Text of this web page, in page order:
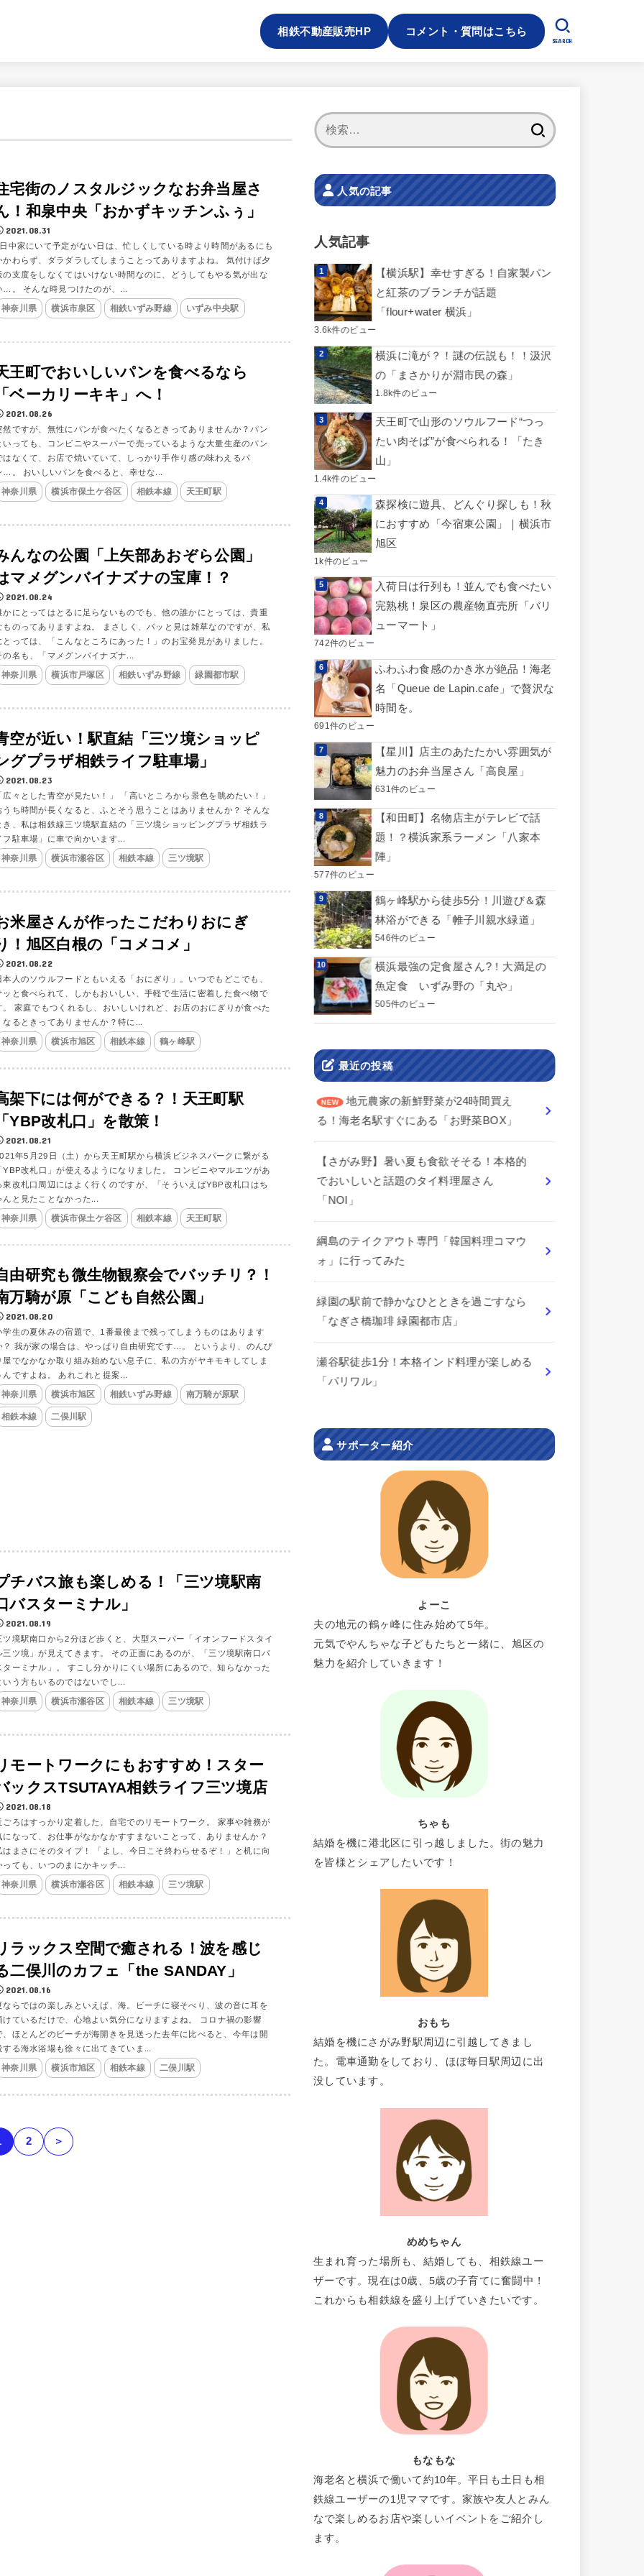
相鉄不動産販売HP コメント・質問はこちら
SEARCH
宅街のノスタルジックなお弁当屋さ
！和泉中央「おかずキッチンふぅ」
2021.08.31
中家にいて予定がない日は、忙しくしている時より時間があるにも
かわらず、ダラダラしてしまうことってありますよね。 気付けば夕
の支度をしなくてはいけない時間なのに、どうしてもやる気が出な
…。 そんな時見つけたのが、...
神奈川県 横浜市泉区 相鉄いずみ野線 いずみ中央駅
王町でおいしいパンを食べるなら
ベーカリーキキ」へ！
2021.08.26
然ですが、無性にパンが食べたくなるときってありませんか？パン
いっても、コンビニやスーパーで売っているような大量生産のパン
はなくて、お店で焼いていて、しっかり手作り感の味わえるパ
…。 おいしいパンを食べると、幸せな...
神奈川県 横浜市保土ケ谷区 相鉄本線 天王町駅
んなの公園「上矢部あおぞら公園」
マメグンバイナズナの宝庫！？
2021.08.24
かにとってはとるに足らないものでも、他の誰かにとっては、貴重
ものってありますよね。 まさしく、パッと見は雑草なのですが、私
とっては、「こんなところにあった！」のお宝発見がありました。
の名も、「マメグンバイナズナ...
神奈川県 横浜市戸塚区 相鉄いずみ野線 緑園都市駅
空が近い！駅直結「三ツ境ショッピ
グプラザ相鉄ライフ駐車場」
2021.08.23
広々とした青空が見たい！」 「高いところから景色を眺めたい！」
うち時間が長くなると、ふとそう思うことはありませんか？ そんな
き、私は相鉄線三ツ境駅直結の「三ツ境ショッピングプラザ相鉄ラ
フ駐車場」に車で向かいます...
神奈川県 横浜市瀬谷区 相鉄本線 三ツ境駅
米屋さんが作ったこだわりおにぎ
！旭区白根の「コメコメ」
2021.08.22
本人のソウルフードともいえる「おにぎり」。いつでもどこでも、
ッと食べられて、しかもおいしい、手軽で生活に密着した食べ物で
。 家庭でもつくれるし、おいしいけれど、お店のおにぎりが食べた
なるときってありませんか？特に...
神奈川県 横浜市旭区 相鉄本線 鶴ヶ峰駅
架下には何ができる？！天王町駅
YBP改札口」を散策！
2021.08.21
年5月29日（土）から天王町駅から横浜ビジネスパークに繋がる
YBP改札口」が使えるようになりました。 コンビニやマルエツがあ
東改札口周辺にはよく行くのですが、「そういえばYBP改札口はち
んと見たことなかった...
神奈川県 横浜市保土ケ谷区 相鉄本線 天王町駅
由研究も微生物観察会でバッチリ？！
万騎が原「こども自然公園」
2021.08.20
学生の夏休みの宿題で、1番最後まで残ってしまうものはあります
？ 我が家の場合は、やっぱり自由研究です…。 というより、のんび
屋でなかなか取り組み始めない息子に、私の方がヤキモキしてしま
んですよね。 あれこれと提案...
神奈川県 横浜市旭区 相鉄いずみ野線 南万騎が原駅
相鉄本線 二俣川駅
チバス旅も楽しめる！「三ツ境駅南
バスターミナル」
2021.08.19
ツ境駅南口から2分ほど歩くと、大型スーパー「イオンフードスタイ
三ツ境」が見えてきます。 その正面にあるのが、「三ツ境駅南口バ
ターミナル」。 すこし分かりにくい場所にあるので、知らなかった
いう方もいるのではないでし...
神奈川県 横浜市瀬谷区 相鉄本線 三ツ境駅
モートワークにもおすすめ！スター
ックスTSUTAYA相鉄ライフ三ツ境店
2021.08.18
ごろはすっかり定着した、自宅でのリモートワーク。 家事や雑務が
になって、お仕事がなかなかすすまないことって、ありませんか？
はまさにそのタイプ！ 「よし、今日こそ終わらせるぞ！」と机に向
っても、いつのまにかキッチ...
神奈川県 横浜市瀬谷区 相鉄本線 三ツ境駅
ラックス空間で癒される！波を感じ
二俣川のカフェ「the SANDAY」
2021.08.16
ならではの楽しみといえば、海。ビーチに寝そべり、波の音に耳を
けているだけで、心地よい気分になりますよね。 コロナ禍の影響
、ほとんどのビーチが海開きを見送った去年に比べると、今年は開
する海水浴場も徐々に出てきていま...
神奈川県 横浜市旭区 相鉄本線 二俣川駅
2 ＞
人気の記事
人気記事
【横浜駅】幸せすぎる！自家製パン
と紅茶のブランチが話題
「flour+water 横浜」
3.6k件のビュー
横浜に滝が？！謎の伝説も！！汲沢
の「まさかりが淵市民の森」
1.8k件のビュー
天王町で山形のソウルフード“つっ
たい肉そば”が食べられる！「たき
山」
1.4k件のビュー
森探検に遊具、どんぐり探しも！秋
におすすめ「今宿東公園」｜横浜市
旭区
1k件のビュー
入荷日は行列も！並んでも食べたい
完熟桃！泉区の農産物直売所「バリ
ューマート」
742件のビュー
ふわふわ食感のかき氷が絶品！海老
名「Queue de Lapin.cafe」で贅沢な
時間を。
691件のビュー
【星川】店主のあたたかい雰囲気が
魅力のお弁当屋さん「高良屋」
631件のビュー
【和田町】名物店主がテレビで話
題！？横浜家系ラーメン「八家本
陣」
577件のビュー
鶴ヶ峰駅から徒歩5分！川遊び＆森
林浴ができる「帷子川親水緑道」
546件のビュー
横浜最強の定食屋さん?！大満足の
魚定食 いずみ野の「丸や」
505件のビュー
最近の投稿
地元農家の新鮮野菜が24時間買え
る！海老名駅すぐにある「お野菜BOX」
【さがみ野】暑い夏も食欲そそる！本格的
でおいしいと話題のタイ料理屋さん
「NOI」
綱島のテイクアウト専門「韓国料理コマウ
ォ」に行ってみた
緑園の駅前で静かなひとときを過ごすなら
「なぎさ橋珈琲 緑園都市店」
瀬谷駅徒歩1分！本格インド料理が楽しめる
「パリワル」
サポーター紹介
よーこ
夫の地元の鶴ヶ峰に住み始めて5年。
元気でやんちゃな子どもたちと一緒に、旭区の
魅力を紹介していきます！
ちゃも
結婚を機に港北区に引っ越しました。街の魅力
を皆様とシェアしたいです！
おもち
結婚を機にさがみ野駅周辺に引越してきまし
た。電車通勤をしており、ほぼ毎日駅周辺に出
没しています。
めめちゃん
生まれ育った場所も、結婚しても、相鉄線ユー
ザーです。現在は0歳、5歳の子育てに奮闘中！
これからも相鉄線を盛り上げていきたいです。
もなもな
海老名と横浜で働いて約10年。平日も土日も相
鉄線ユーザーの1児ママです。家族や友人とみん
なで楽しめるお店や楽しいイベントをご紹介し
ます。